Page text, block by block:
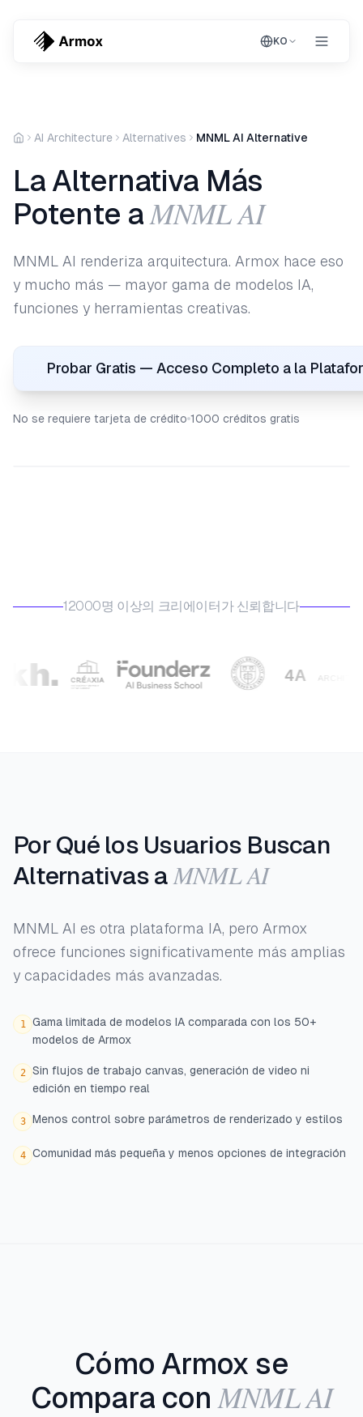
KO
AI Architecture Alternatives MNML AI Alternative
La Alternativa Más
Potente aMNML AI
MNML AI renderiza arquitectura. Armox hace eso
y mucho más — mayor gama de modelos IA,
funciones y herramientas creativas.
Probar Gratis — Acceso Completo a la
No se requiere tarjeta de crédito 1000 créditos gratis
12000명 이상의 크리에이터가 신뢰합니다
Por Qué los Usuarios Buscan
Alternativas aMNML AI
MNML AI es otra plataforma IA, pero Armox
ofrece funciones significativamente más amplias
y capacidades más avanzadas.
1
Gama limitada de modelos IA comparada con los 50+
modelos de Armox
2
Sin flujos de trabajo canvas, generación de video ni
edición en tiempo real
3 Menos control sobre parámetros de renderizado y estilos
4 Comunidad más pequeña y menos opciones de integración
Cómo Armox se
Compara con MNML AI